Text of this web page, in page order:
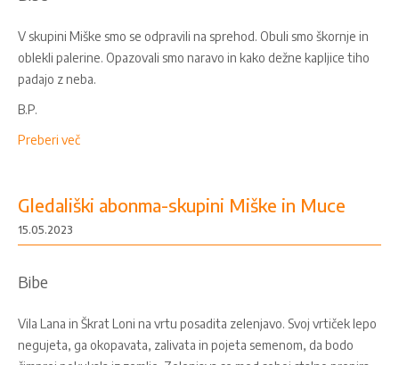
V skupini Miške smo se odpravili na sprehod. Obuli smo škornje in
oblekli palerine. Opazovali smo naravo in kako dežne kapljice tiho
padajo z neba.
B.P.
Preberi več
Gledališki abonma-skupini Miške in Muce
15.05.2023
Bibe
Vila Lana in Škrat Loni na vrtu posadita zelenjavo. Svoj vrtiček lepo
negujeta, ga okopavata, zalivata in pojeta semenom, da bodo